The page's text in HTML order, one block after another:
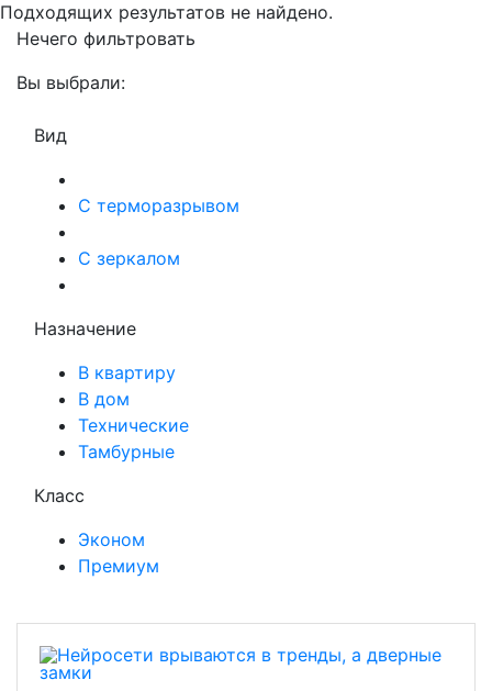
Подходящих результатов не найдено.
Нечего фильтровать
Вы выбрали:
Вид
С терморазрывом
С зеркалом
Назначение
В квартиру
В дом
Технические
Тамбурные
Класс
Эконом
Премиум